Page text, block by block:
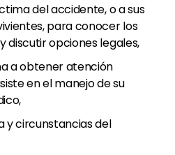
del accidente, o a sus
para conocer los
discutir opciones legales,
a obtener atención
en el manejo de su
y circunstancias del